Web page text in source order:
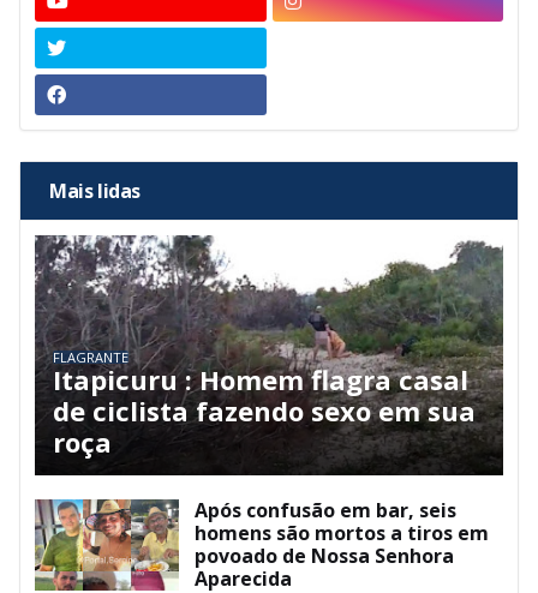
Mais lidas
FLAGRANTE
Itapicuru : Homem flagra casal
de ciclista fazendo sexo em sua
roça
Após confusão em bar, seis
homens são mortos a tiros em
povoado de Nossa Senhora
Aparecida